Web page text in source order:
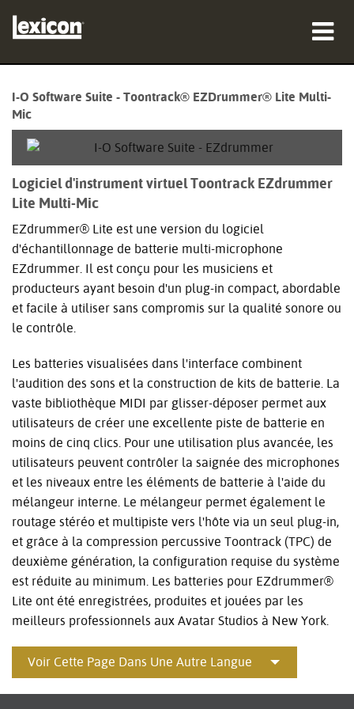
Où acheter
Professionnels
Études de cas
Formation
Support
I-O Software Suite - Toontrack® EZDrummer® Lite Multi-
Mic
Logiciel d'instrument virtuel Toontrack EZdrummer
Lite Multi-Mic
EZdrummer® Lite est une version du logiciel
d'échantillonnage de batterie multi-microphone
EZdrummer. Il est conçu pour les musiciens et
producteurs ayant besoin d'un plug-in compact, abordable
et facile à utiliser sans compromis sur la qualité sonore ou
le contrôle.
Les batteries visualisées dans l'interface combinent
l'audition des sons et la construction de kits de batterie. La
vaste bibliothèque MIDI par glisser-déposer permet aux
utilisateurs de créer une excellente piste de batterie en
moins de cinq clics. Pour une utilisation plus avancée, les
utilisateurs peuvent contrôler la saignée des microphones
et les niveaux entre les éléments de batterie à l'aide du
mélangeur interne. Le mélangeur permet également le
routage stéréo et multip​iste vers l'hôte via un seul plug-in,
et grâce à la compression percussive Toontrack (TPC) de
deuxième génération, la configuration requise du système
est réduite au minimum. Les batteries pour EZdrummer®
Lite ont été enregistrées, produites et jouées par les
meilleurs professionnels aux Avatar Studios à New York.
Voir Cette Page Dans Une Autre Langue